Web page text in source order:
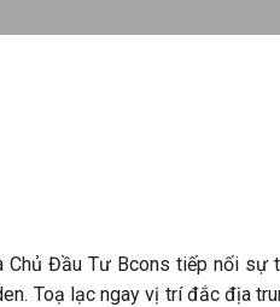
Chủ Đầu Tư Bcons tiếp nối sự
Toạ lạc ngay vị trí đắc địa